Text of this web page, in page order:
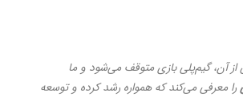
آن، گیم‌پلی بازی متوقف می‌شود و ما
را معرفی می‌کند که همواره رشد کرده و توسعه